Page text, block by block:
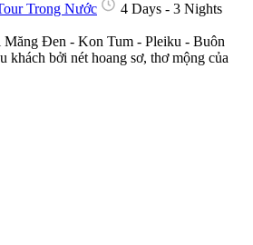
Trong Nước
4 Days - 3 Nights
Măng Đen - Kon Tum - Pleiku - Buôn
khách bởi nét hoang sơ, thơ mộng của